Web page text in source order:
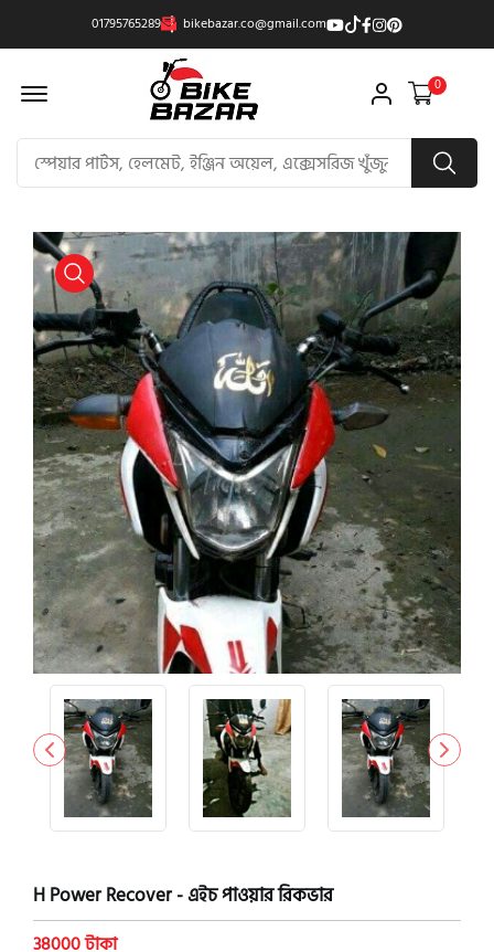
01795765289 bikebazar.co@gmail.com
Offcanvas Menu Open 0
product view
H Power Recover - এইচ পাওয়ার রিকভার
38000 টাকা